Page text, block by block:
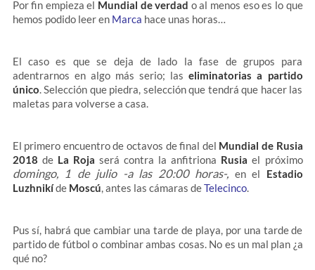
Por fin empieza el Mundial de verdad o al menos eso es lo que
hemos podido leer en Marca hace unas horas…
El caso es que se deja de lado la fase de grupos para
adentrarnos en algo más serio; las eliminatorias a partido
único. Selección que piedra, selección que tendrá que hacer las
maletas para volverse a casa.
El primero encuentro de octavos de final del Mundial de Rusia
2018 de La Roja será contra la anfitriona Rusia el próximo
domingo, 1 de julio -a las 20:00 horas-, en el Estadio
Luzhnikíde Moscú, antes las cámaras deTelecinco.
Pus sí, habrá que cambiar una tarde de playa, por una tarde de
partido de fútbol o combinar ambas cosas. No es un mal plan ¿a
qué no?